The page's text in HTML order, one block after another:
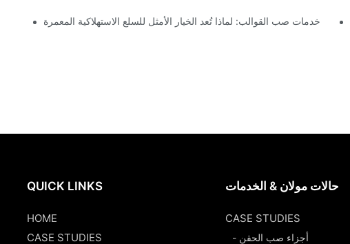
خدمات صب القوالب: لماذا تُعد الخيار الأمثل للسلع الاستهلاكية المعمرة
QUICK LINKS
HOME
CASE STUDIES
حالات مولان & الخدمات
CASE STUDIES
- أجزاء صب الحقن